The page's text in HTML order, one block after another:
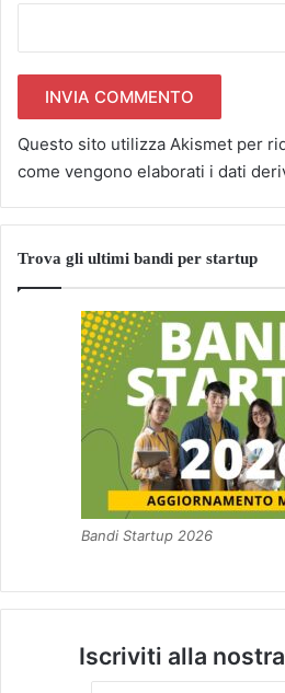
Questo sito utilizza Akismet per
come vengono elaborati i dati
Trova gli ultimi bandi per startup
Bandi Startup 2026
Iscriviti alla